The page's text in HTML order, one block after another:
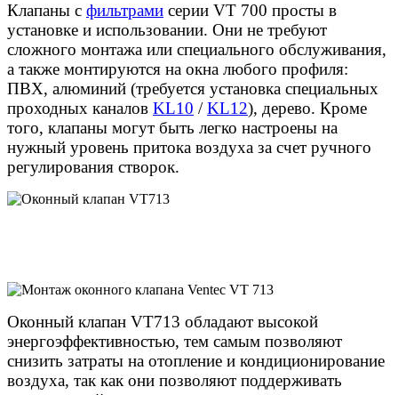
Клапаны с фильтрами серии VT 700 просты в
установке и использовании. Они не требуют
сложного монтажа или специального обслуживания,
а также монтируются на окна любого профиля:
ПВХ, алюминий (требуется установка специальных
проходных каналов KL10 /KL12), дерево. Кроме
того, клапаны могут быть легко настроены на
нужный уровень притока воздуха за счет ручного
регулирования створок.
Оконный клапан VT713 обладают высокой
энергоэффективностью, тем самым позволяют
снизить затраты на отопление и кондиционирование
воздуха, так как они позволяют поддерживать